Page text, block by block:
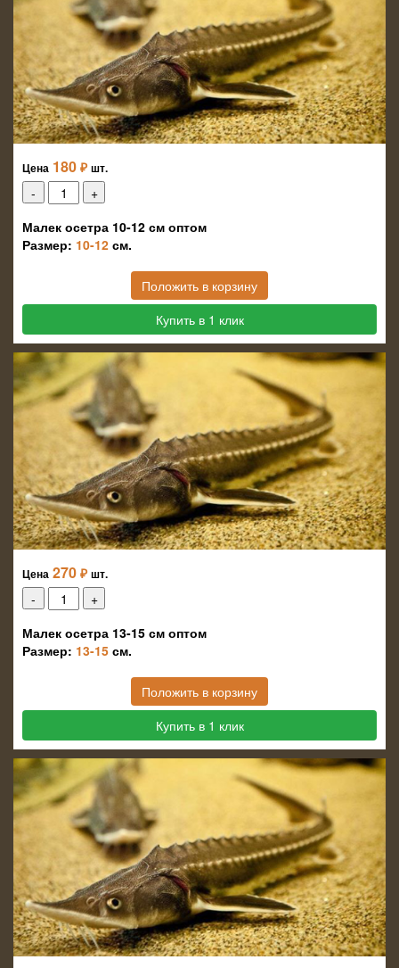
Цена 180 ₽ шт.
Малек осетра 10-12 см оптом
Размер: 10-12 см.
Положить в корзину
Купить в 1 клик
Цена 270 ₽ шт.
Малек осетра 13-15 см оптом
Размер: 13-15 см.
Положить в корзину
Купить в 1 клик